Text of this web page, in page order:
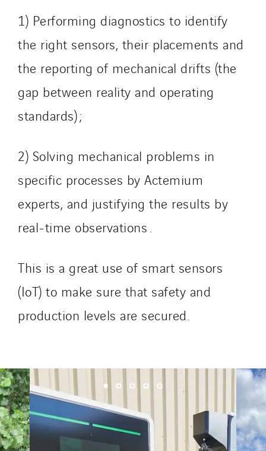
1) Performing diagnostics to identify
the right sensors, their placements and
the reporting of mechanical drifts (the
gap between reality and operating
standards) ;
2) Solving mechanical problems in
specific processes by Actemium
experts, and justifying the results by
real-time observations .
This is a great use of smart sensors
(IoT) to make sure that safety and
production levels are secured.
SDEL Rouergue
SDEL Savoie Léman
SDEL Tertiaire
SDEL Transport Services
Sedam
Service One Alliance
Seves
SKE-International
Smart Building Energies
Socalec
SparkEx® Funkenlöschanlagen
STE Armor
Strasser
Stroomverdeler
Telematic Solutions
TG Concept
Thermo Réfrigération
Tiab